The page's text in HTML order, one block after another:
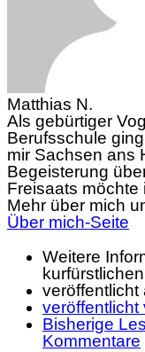
Matthias N.
Als gebürtiger
Berufsschule
mir Sachsen ans
Begeisterung
Freisaats möchte
Mehr über mich
Über mich-Seite
Weitere
veröffentlicht
veröffentlicht
Bisherige
Kommentare